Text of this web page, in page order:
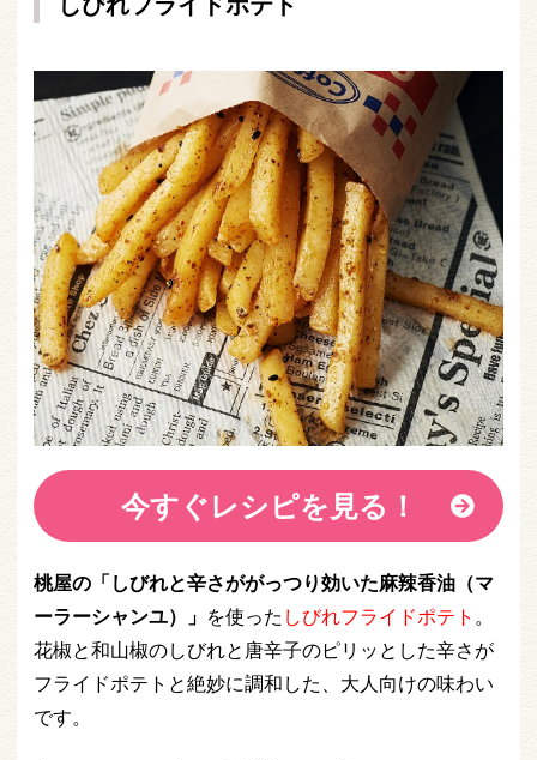
今すぐレシピを見る！
桃屋の「しびれと辛さががっつり効いた麻辣香油（マ
ーラーシャンユ）」 を使ったしびれフライドポテト 。
花椒と和山椒のしびれと唐辛子のピリッとした辛さが
フライドポテトと絶妙に調和した、大人向けの味わい
です。